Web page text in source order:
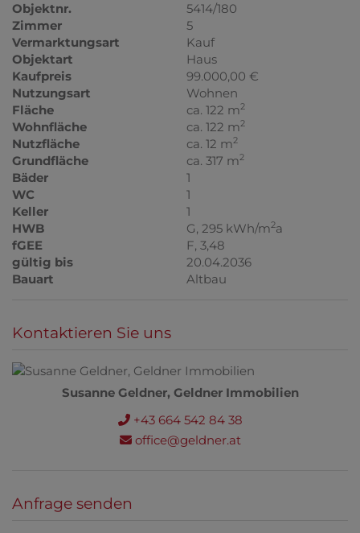
Objektnr.
5414/180
Zimmer
5
Vermarktungsart
Kauf
Objektart
Haus
Kaufpreis
99.000,00 €
Nutzungsart
Wohnen
Fläche
ca. 122 m2
Wohnfläche ca. 122 m2
Nutzfläche ca. 12 m2
Grundfläche ca. 317 m2
Bäder
1
WC
1
Keller
1
HWB
G, 295 kWh/m2a
fGEE
F, 3,48
gültig bis
20.04.2036
Bauart
Altbau
Kontaktieren Sie uns
Susanne Geldner, Geldner Immobilien
+43 664 542 84 38
office@geldner.at
Anfrage senden